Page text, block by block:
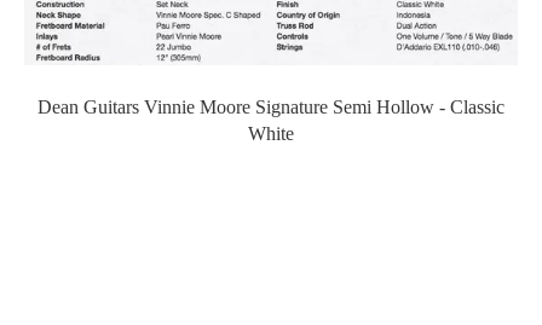
Dean Guitars Vinnie Moore Signature Semi Hollow - Classic
White